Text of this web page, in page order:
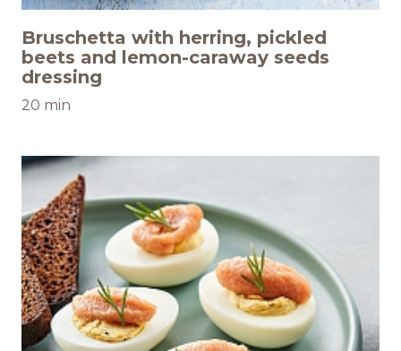
Bruschetta with herring, pickled
beets and lemon-caraway seeds
dressing
20 min